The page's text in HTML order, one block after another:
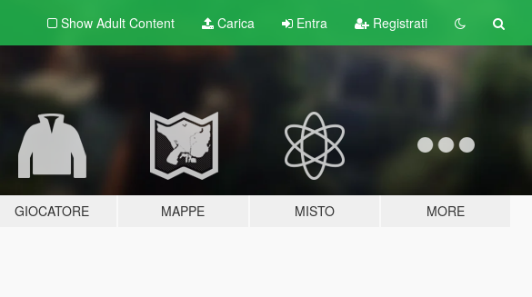
Show Adult Content Carica Entra Registrati
GIOCATORE MAPPE MISTO MORE